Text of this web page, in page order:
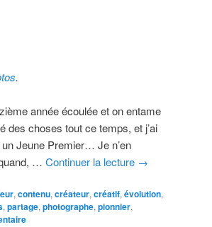
.
année écoulée et on entame
des choses tout ce temps, et j’ai
un Jeune Premier… Je n’en
quand, …Continuer la lecture →
, contenu, créateur, créatif, évolution,
, partage, photographe, pionnier,